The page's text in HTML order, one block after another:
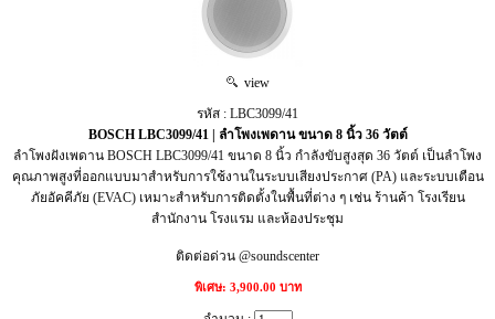
view
รหัส : LBC3099/41
BOSCH LBC3099/41 | ลำโพงเพดาน ขนาด 8 นิ้ว 36 วัตต์
ลำโพงฝังเพดาน BOSCH LBC3099/41 ขนาด 8 นิ้ว กำลังขับสูงสุด 36 วัตต์ เป็นลำโพง
คุณภาพสูงที่ออกแบบมาสำหรับการใช้งานในระบบเสียงประกาศ (PA) และระบบเตือน
ภัยอัคคีภัย (EVAC) เหมาะสำหรับการติดตั้งในพื้นที่ต่าง ๆ เช่น ร้านค้า โรงเรียน
สำนักงาน โรงแรม และห้องประชุม
ติดต่อด่วน @soundscenter
พิเศษ: 3,900.00 บาท